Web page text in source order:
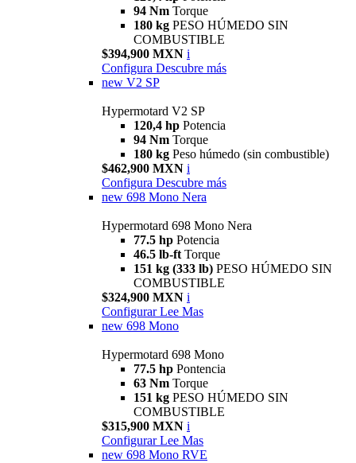
94 Nm Torque
180 kg PESO HÚMEDO SIN
COMBUSTIBLE
$394,900 MXN i
Configura Descubre más
new V2 SP
Hypermotard V2 SP
120,4 hp Potencia
94 Nm Torque
180 kg Peso húmedo (sin combustible)
$462,900 MXN i
Configura Descubre más
new 698 Mono Nera
Hypermotard 698 Mono Nera
77.5 hp Potencia
46.5 lb-ft Torque
151 kg (333 lb) PESO HÚMEDO SIN
COMBUSTIBLE
$324,900 MXN i
Configurar Lee Mas
new 698 Mono
Hypermotard 698 Mono
77.5 hp Pontencia
63 Nm Torque
151 kg PESO HÚMEDO SIN
COMBUSTIBLE
$315,900 MXN i
Configurar Lee Mas
new 698 Mono RVE